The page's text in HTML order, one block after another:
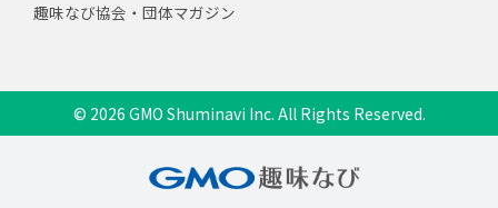
趣味なび協会・団体マガジン
© 2026 GMO Shuminavi Inc. All Rights Reserved.